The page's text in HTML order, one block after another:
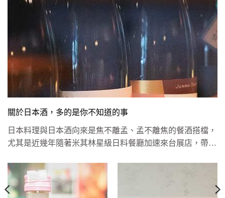
關於日本酒，多的是你不知道的事
日本料理與日本酒向來是焦不離孟、孟不離焦的餐酒搭檔，
尤其是近幾年隨著米其林星級日料餐廳加速來台展店，帶動